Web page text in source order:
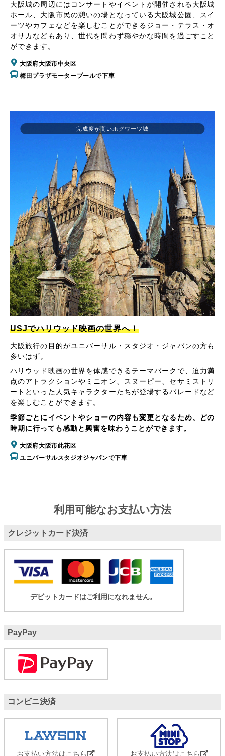
大阪城の周辺にはコンサートやイベントが開催される大阪城
ホール、大阪市民の憩いの場となっている大阪城公園、スイ
ーツやカフェなどを楽しむことができるジョー・テラス・オ
オサカなどもあり、世代を問わず穏やかな時間を過ごすこと
ができます。
大阪府大阪市中央区
梅田プラザモータープールで下車
USJでハリウッド映画の世界へ！
大阪旅行の目的がユニバーサル・スタジオ・ジャパンの方も
多いはず。
ハリウッド映画の世界を体感できるテーマパークで、迫力満
点のアトラクションやミニオン、スヌーピー、セサミストリ
ートといった人気キャラクターたちが登場するパレードなど
を楽しむことができます。
季節ごとにイベントやショーの内容も変更となるため、どの
時期に行っても感動と興奮を味わうことができます。
大阪府大阪市此花区
ユニバーサルスタジオジャパンで下車
完成度が高いホグワーツ城
利用可能なお支払い方法
クレジットカード決済
デビットカードはご利用になれません。
PayPay
コンビニ決済
お支払い方法はこちら お支払い方法はこちら